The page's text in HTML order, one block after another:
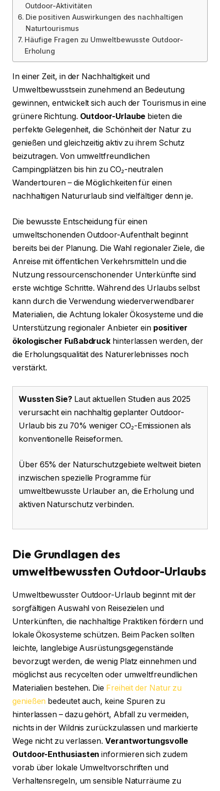
Outdoor-Aktivitäten
Die positiven Auswirkungen des nachhaltigen
Naturtourismus
Häufige Fragen zu Umweltbewusste Outdoor-
Erholung
In einer Zeit, in der Nachhaltigkeit und
Umweltbewusstsein zunehmend an Bedeutung
gewinnen, entwickelt sich auch der Tourismus in eine
grünere Richtung. Outdoor-Urlaube bieten die
perfekte Gelegenheit, die Schönheit der Natur zu
genießen und gleichzeitig aktiv zu ihrem Schutz
beizutragen. Von umweltfreundlichen
Campingplätzen bis hin zu CO₂-neutralen
Wandertouren – die Möglichkeiten für einen
nachhaltigen Natururlaub sind vielfältiger denn je.
Die bewusste Entscheidung für einen
umweltschonenden Outdoor-Aufenthalt beginnt
bereits bei der Planung. Die Wahl regionaler Ziele, die
Anreise mit öffentlichen Verkehrsmitteln und die
Nutzung ressourcenschonender Unterkünfte sind
erste wichtige Schritte. Während des Urlaubs selbst
kann durch die Verwendung wiederverwendbarer
Materialien, die Achtung lokaler Ökosysteme und die
Unterstützung regionaler Anbieter ein positiver
ökologischer Fußabdruck hinterlassen werden, der
die Erholungsqualität des Naturerlebnisses noch
verstärkt.
Wussten Sie? Laut aktuellen Studien aus 2025
verursacht ein nachhaltig geplanter Outdoor-
Urlaub bis zu 70% weniger CO₂-Emissionen als
konventionelle Reiseformen.
Über 65% der Naturschutzgebiete weltweit bieten
inzwischen spezielle Programme für
umweltbewusste Urlauber an, die Erholung und
aktiven Naturschutz verbinden.
Die Grundlagen des
umweltbewussten Outdoor-Urlaubs
Umweltbewusster Outdoor-Urlaub beginnt mit der
sorgfältigen Auswahl von Reisezielen und
Unterkünften, die nachhaltige Praktiken fördern und
lokale Ökosysteme schützen. Beim Packen sollten
leichte, langlebige Ausrüstungsgegenstände
bevorzugt werden, die wenig Platz einnehmen und
möglichst aus recycelten oder umweltfreundlichen
Materialien bestehen. Die Freiheit der Natur zu
genießen bedeutet auch, keine Spuren zu
hinterlassen – dazu gehört, Abfall zu vermeiden,
nichts in der Wildnis zurückzulassen und markierte
Wege nicht zu verlassen.Verantwortungsvolle
Outdoor-Enthusiasten informieren sich zudem
vorab über lokale Umweltvorschriften und
Verhaltensregeln, um sensible Naturräume zu